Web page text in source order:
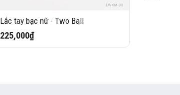
Lắc tay bạc nữ - Two Ball
225,000₫